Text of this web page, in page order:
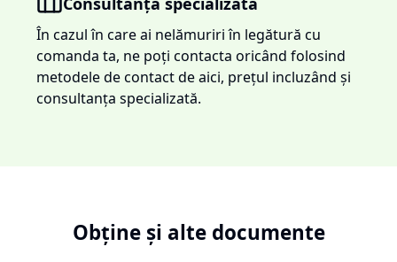
În cazul în care ai nelămuriri în legătură cu
comanda ta, ne poți contacta oricând folosind
metodele de contact de aici, prețul incluzând și
consultanța specializată.
Obține și alte documente